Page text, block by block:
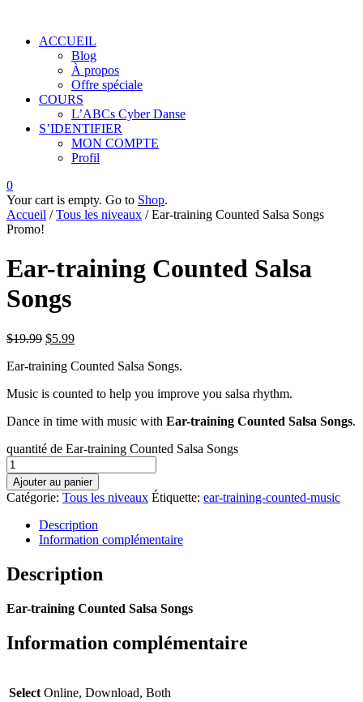
ACCUEIL
Blog
À propos
Offre spéciale
COURS
L’ABCs Cyber Danse
S’IDENTIFIER
MON COMPTE
Profil
0
Your cart is empty. Go to Shop.
Accueil /Tous les niveaux / Ear-training Counted Salsa Songs
Promo!
Ear-training Counted Salsa
Songs
$19.99 $5.99
Ear-training Counted Salsa Songs.
Music is counted to help you improve you salsa rhythm.
Dance in time with music with Ear-training Counted Salsa Songs.
quantité de Ear-training Counted Salsa Songs
Ajouter au panier
Catégorie: Tous les niveaux Étiquette: ear-training-counted-music
Description
Information complémentaire
Description
Ear-training Counted Salsa Songs
Information complémentaire
Select Online, Download, Both